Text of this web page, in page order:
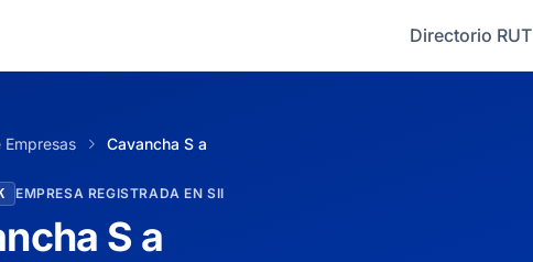
Directorio RUT
Cavancha S a
EMPRESA REGISTRADA EN SII
S a